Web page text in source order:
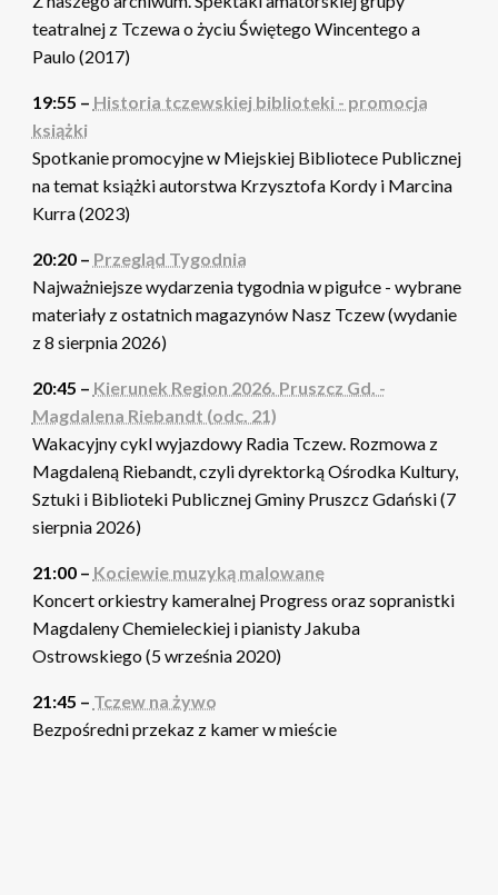
teatralnej z Tczewa o życiu Świętego Wincentego a
Paulo (2017)
19:55 – Historia tczewskiej biblioteki - promocja
książki
Spotkanie promocyjne w Miejskiej Bibliotece Publicznej
na temat książki autorstwa Krzysztofa Kordy i Marcina
Kurra (2023)
20:20 – Przegląd Tygodnia
Najważniejsze wydarzenia tygodnia w pigułce - wybrane
materiały z ostatnich magazynów Nasz Tczew (wydanie
z 8 sierpnia 2026)
20:45 – Kierunek Region 2026. Pruszcz Gd. -
Magdalena Riebandt (odc. 21)
Wakacyjny cykl wyjazdowy Radia Tczew. Rozmowa z
Magdaleną Riebandt, czyli dyrektorką Ośrodka Kultury,
Sztuki i Biblioteki Publicznej Gminy Pruszcz Gdański (7
sierpnia 2026)
21:00 – Kociewie muzyką malowane
Koncert orkiestry kameralnej Progress oraz sopranistki
Magdaleny Chemieleckiej i pianisty Jakuba
Ostrowskiego (5 września 2020)
21:45 – Tczew na żywo
Bezpośredni przekaz z kamer w mieście